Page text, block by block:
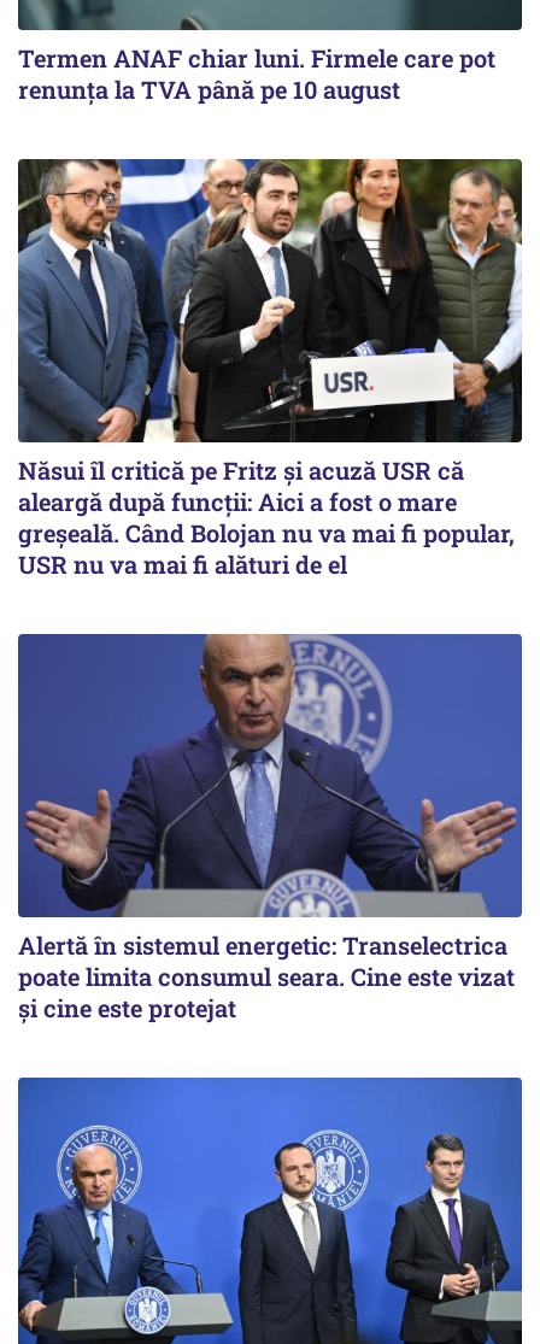
Termen ANAF chiar luni. Firmele care pot
renunța la TVA până pe 10 august
Năsui îl critică pe Fritz și acuză USR că
aleargă după funcții: Aici a fost o mare
greșeală. Când Bolojan nu va mai fi popular,
USR nu va mai fi alături de el
Alertă în sistemul energetic: Transelectrica
poate limita consumul seara. Cine este vizat
și cine este protejat